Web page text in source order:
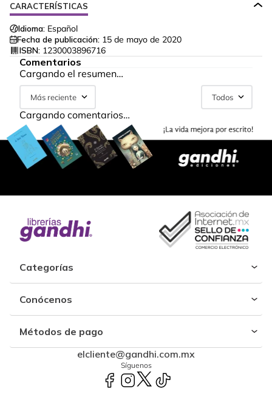
CARACTERÍSTICAS
Idioma: Español
Fecha de publicación: 15 de mayo de 2020
ISBN: 1230003896716
Comentarios
Cargando el resumen…
Más reciente Todos
Cargando comentarios…
Categorías
Conócenos
Métodos de pago
elcliente@gandhi.com.mx
Síguenos